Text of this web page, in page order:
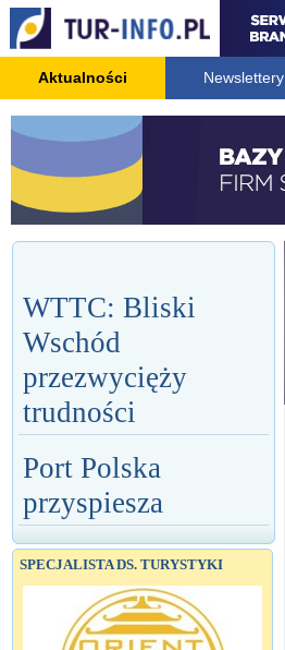
Aktualności Newslettery
WTTC: Bliski
Wschód
przezwycięży
trudności
Port Polska
przyspiesza
SPECJALISTA DS. TURYSTYKI